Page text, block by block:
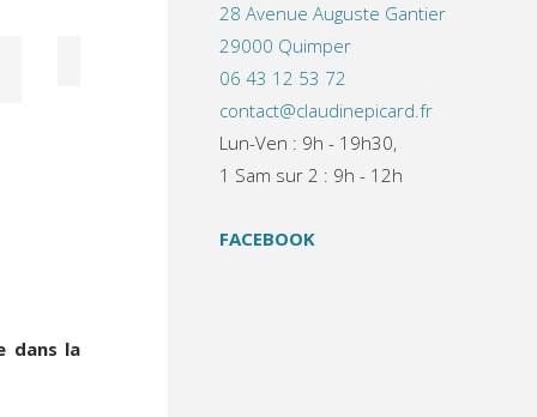
dans la
28 Avenue Auguste Gantier
29000 Quimper
06 43 12 53 72
contact@claudinepicard.fr
Lun-Ven : 9h - 19h30,
1 Sam sur 2 : 9h - 12h
FACEBOOK